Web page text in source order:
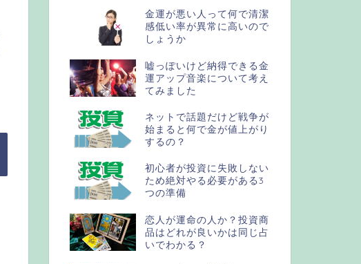
金運が悪い人って何で清潔
感低い率が異常に高いので
しょうか
嘘っぽいけど納得できる金
運アップ音楽について考え
てみました
ネットで話題だけど戦争が
始まると何で金が値上がり
するの？
初心者が投資に失敗しない
ため絶対やる必要がある3
つの準備
恋人が運命の人か？投資商
品はどれが良いかは同じ占
いでわかる？